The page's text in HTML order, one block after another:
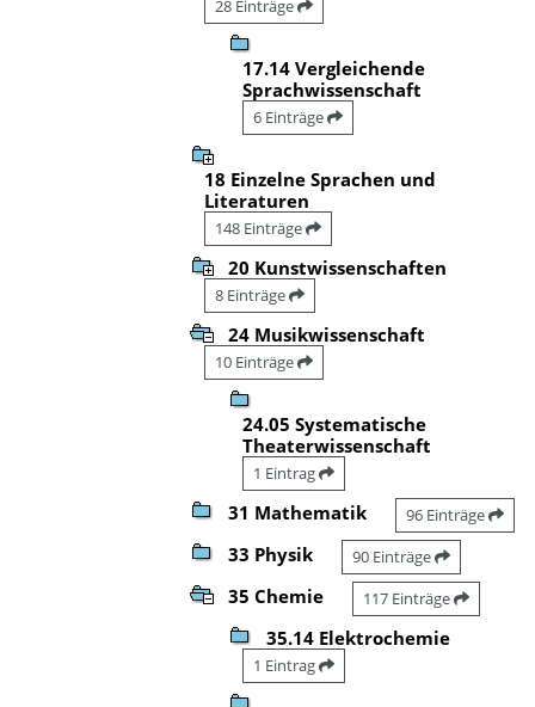
28 Einträge
17.14 Vergleichende
Sprachwissenschaft
6 Einträge
18 Einzelne Sprachen und
Literaturen
148 Einträge
20 Kunstwissenschaften
8 Einträge
24 Musikwissenschaft
10 Einträge
24.05 Systematische
Theaterwissenschaft
1 Eintrag
31 Mathematik 96 Einträge
33 Physik 90 Einträge
35 Chemie 117 Einträge
35.14 Elektrochemie
1 Eintrag